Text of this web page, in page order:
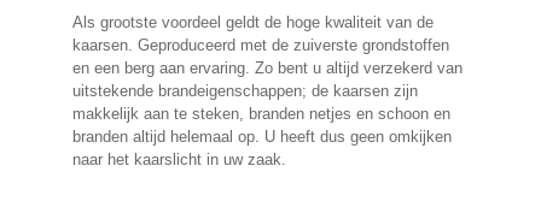
Als grootste voordeel geldt de hoge kwaliteit van de
kaarsen. Geproduceerd met de zuiverste grondstoffen
en een berg aan ervaring. Zo bent u altijd verzekerd van
uitstekende brandeigenschappen; de kaarsen zijn
makkelijk aan te steken, branden netjes en schoon en
branden altijd helemaal op. U heeft dus geen omkijken
naar het kaarslicht in uw zaak.